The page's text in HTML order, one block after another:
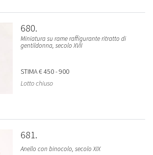
680
Miniatura su rame raffigurante ritratto di
gentildonna, secolo XVII
STIMA€ 450 - 900
Lotto chiuso
681
Anello con binocolo, secolo XIX